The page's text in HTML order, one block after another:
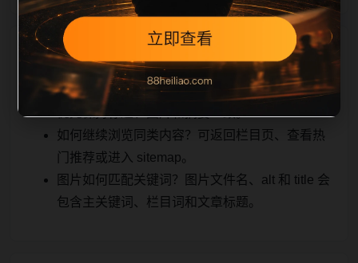
相关问题
网红爆料后续如何更新？每日按主题少量补充，
优先保持标题、图片和摘要一致。
如何继续浏览同类内容？可返回栏目页、查看热
门推荐或进入 sitemap。
图片如何匹配关键词？图片文件名、alt 和 title 会
包含主关键词、栏目词和文章标题。